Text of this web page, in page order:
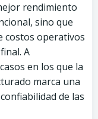
rendimiento
sino que
costos operativos
A
en los que la
marca una
de las